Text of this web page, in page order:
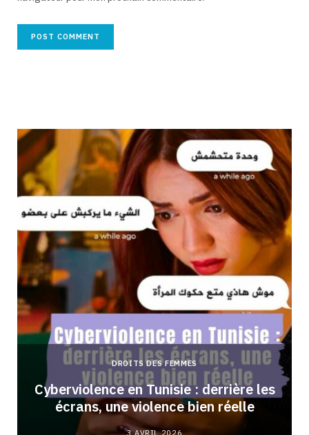
DROITS DES FEMMES
Cyberviolence en Tunisie : derrière les
écrans, une violence bien réelle
3 AVRIL 2026